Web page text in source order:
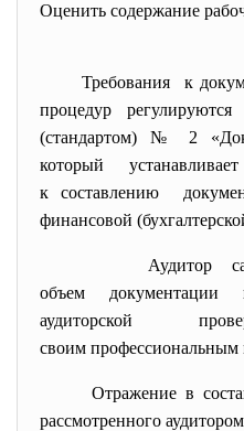
Оценить содержание
Требования к
процедур
(стандартом) № 2
который
к составлению
финансовой
Аудитор
объем документации
аудиторской
своим профессиональным
Отражение в
рассмотренного